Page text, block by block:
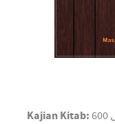
Kajian Kitab: 600